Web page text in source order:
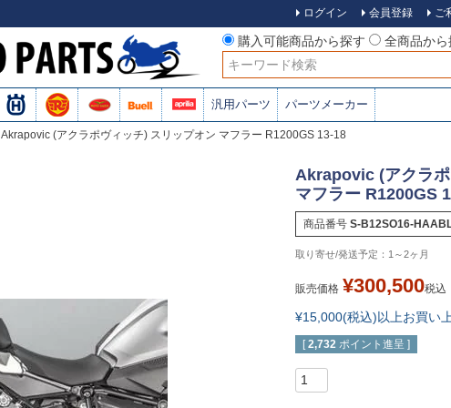
ログイン 会員登録 ご
購入可能商品から探す
全商品から
検索
汎用パーツ パーツメーカー
Akrapovic (アクラポヴィッチ) スリップオン マフラー R1200GS 13-18
Akrapovic (アクラ
マフラー R1200GS
商品番号 S-B12SO16-
1～2ヶ月
販売価格 ¥300,500税込
¥15,000(税込)以上お買い
[ 2,732 ポイント進呈 ]